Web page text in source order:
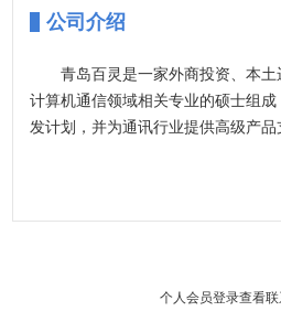
公司介绍
青岛百灵是一家外商投资、本
计算机通信领域相关专业的硕士组
发计划，并为通讯行业提供高级产
个人会员登录查看联